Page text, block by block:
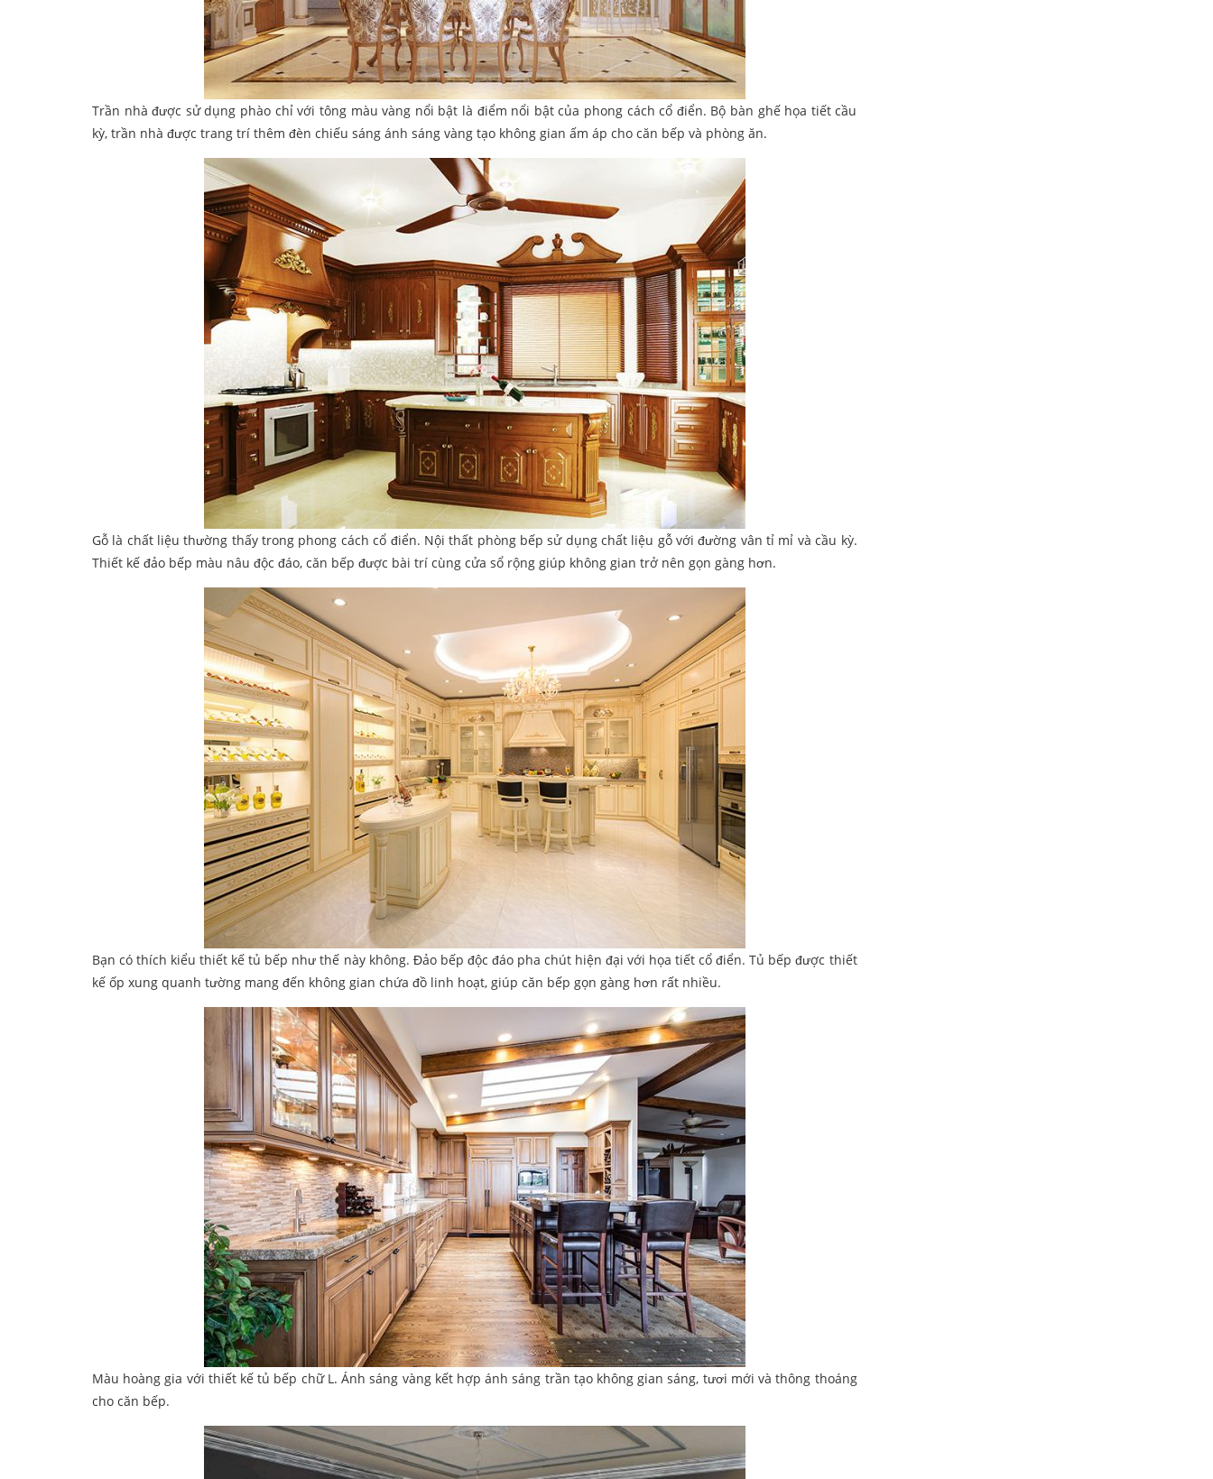
Trần nhà được sử dụng phào chỉ với tông màu vàng nổi bật là điểm nổi bật của phong cách cổ điển. Bộ bàn ghế họa tiết cầu
kỳ, trần nhà được trang trí thêm đèn chiếu sáng ánh sáng vàng tạo không gian ấm áp cho căn bếp và phòng ăn.
Gỗ là chất liệu thường thấy trong phong cách cổ điển. Nội thất phòng bếp sử dụng chất liệu gỗ với đường vân tỉ mỉ và cầu kỳ.
Thiết kế đảo bếp màu nâu độc đáo, căn bếp được bài trí cùng cửa sổ rộng giúp không gian trở nên gọn gàng hơn.
Bạn có thích kiểu thiết kế tủ bếp như thế này không. Đảo bếp độc đáo pha chút hiện đại với họa tiết cổ điển. Tủ bếp được thiết
kế ốp xung quanh tường mang đến không gian chứa đồ linh hoạt, giúp căn bếp gọn gàng hơn rất nhiều.
Màu hoàng gia với thiết kế tủ bếp chữ L. Ánh sáng vàng kết hợp ánh sáng trần tạo không gian sáng, tươi mới và thông thoáng
cho căn bếp.